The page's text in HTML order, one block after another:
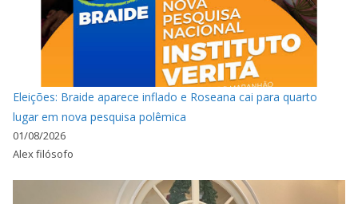
Eleições: Braide aparece inflado e Roseana cai para quarto
lugar em nova pesquisa polêmica
01/08/2026
Alex filósofo